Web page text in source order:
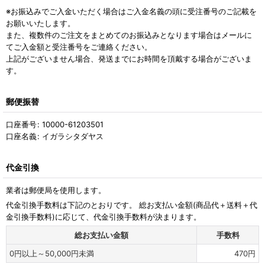
※お振込みでご入金いただく場合はご入金名義の頭に受注番号のご記載を
お願いいたします。
また、複数件のご注文をまとめてのお振込みとなります場合はメールに
てご入金額と受注番号をご連絡ください。
上記がございません場合、発送までにお時間を頂戴する場合がございま
す。
郵便振替
口座番号: 10000-61203501
口座名義: イガラシタダヤス
代金引換
業者は郵便局を使用します。
代金引換手数料は下記のとおりです。 総お支払い金額(商品代＋送料＋代
金引換手数料)に応じて、代金引換手数料が決まります。
総お支払い金額
手数料
0円以上～50,000円未満 470円